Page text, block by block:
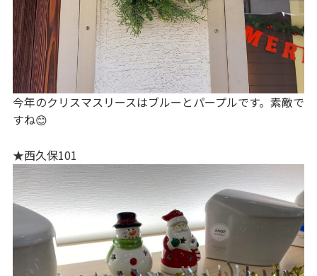
今年のクリスマスリースはブルーとパープルです。素敵で
すね😊
★西久保101